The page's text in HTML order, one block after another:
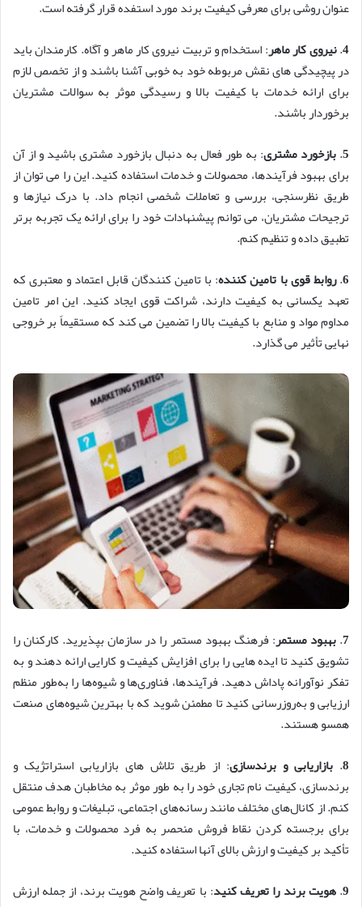
عنوان روشی برای معرفی کیفیت برند مورد استفده قرار گرفته است.
4
.نیروی کار ماهر: استخدام و تربیت نیروی کار ماهر و آگاه. کارمندان باید
در پیچیدگی های نقش مربوطه خود به خوبی آشنا باشند و از تخصص لازم
برای ارائه خدمات با کیفیت بالا و رسیدگی موثر به سوالات مشتریان
برخوردار باشند.
5
.بازخورد مشتری: به طور فعال به دنبال بازخورد مشتری باشید و از آن
برای بهبود فرآیندها، محصولات و خدمات استفاده کنید. این را می توان از
طریق نظرسنجی، بررسی و تعاملات شخصی انجام داد. با درک نیازها و
ترجیحات مشتریان، می توانم پیشنهادات خود را برای ارائه یک تجربه برتر
تطبیق داده و تنظیم کنم.
6
.روابط قوی با تامین کننده: با تامین کنندگان قابل اعتماد و معتبری که
تعهد یکسانی به کیفیت دارند، شراکت قوی ایجاد کنید. این امر تامین
مداوم مواد و منابع با کیفیت بالا را تضمین می کند که مستقیماً بر خروجی
نهایی تأثیر می گذارد.
7
.بهبود مستمر: فرهنگ بهبود مستمر را در سازمان بپذیرید. کارکنان را
تشویق کنید تا ایده هایی را برای افزایش کیفیت و کارایی ارائه دهند و به
تفکر نوآورانه پاداش دهید. فرآیندها، فناوری‌ها و شیوه‌ها را به‌طور منظم
ارزیابی و به‌روزرسانی کنید تا مطمئن شوید که با بهترین شیوه‌های صنعت
همسو هستند.
8
. بازاریابی و برندسازی: از طریق تلاش های بازاریابی استراتژیک و
برندسازی، کیفیت نام تجاری خود را به طور موثر به مخاطبان هدف منتقل
کنم. از کانال‌های مختلف مانند رسانه‌های اجتماعی، تبلیغات و روابط عمومی
برای برجسته کردن نقاط فروش منحصر به فرد محصولات و خدمات، با
تأکید بر کیفیت و ارزش بالای آنها استفاده کنید.
9
.هویت برند را تعریف کنید: با تعریف واضح هویت برند، از جمله ارزش